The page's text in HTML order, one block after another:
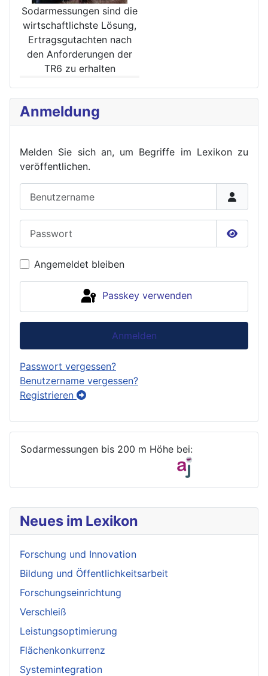
Neues im Lexikon
Forschung und Innovation
Bildung und Öffentlichkeitsarbeit
Forschungseinrichtung
Verschleiß
Leistungsoptimierung
Flächenkonkurrenz
Systemintegration
Sodarmessungen sind die
wirt­schaftlichste Lösung,
Ertrags­gutachten nach
den Anforde­rungen der
TR6 zu erhalten
Anmeldung
Melden Sie sich an, um Begriffe im Lexikon zu
veröffentlichen.
Angemeldet bleiben
Passkey verwenden
Anmelden
Passwort vergessen?
Benutzername vergessen?
Registrieren
Sodarmessungen bis 200 m Höhe bei: